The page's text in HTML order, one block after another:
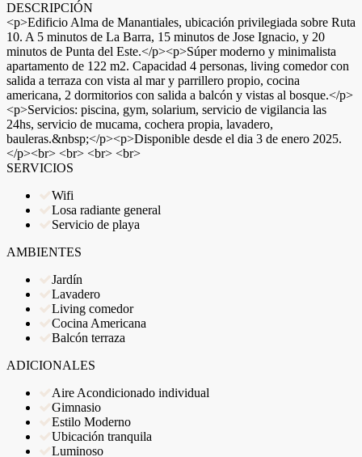
DESCRIPCIÓN
<p>Edificio Alma de Manantiales, ubicación privilegiada sobre Ruta
10. A 5 minutos de La Barra, 15 minutos de Jose Ignacio, y 20
minutos de Punta del Este.</p><p>Súper moderno y minimalista
apartamento de 122 m2. Capacidad 4 personas, living comedor con
salida a terraza con vista al mar y parrillero propio, cocina
americana, 2 dormitorios con salida a balcón y vistas al bosque.</p>
<p>Servicios: piscina, gym, solarium, servicio de vigilancia las
24hs, servicio de mucama, cochera propia, lavadero,
bauleras.&nbsp;</p><p>Disponible desde el dia 3 de enero 2025.
</p><br> <br> <br> <br>
SERVICIOS
Wifi
Losa radiante general
Servicio de playa
AMBIENTES
Jardín
Lavadero
Living comedor
Cocina Americana
Balcón terraza
ADICIONALES
Aire Acondicionado individual
Gimnasio
Estilo Moderno
Ubicación tranquila
Luminoso